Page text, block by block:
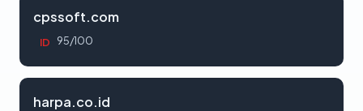
cpssoft.com
ID 95/100
harpa.co.id